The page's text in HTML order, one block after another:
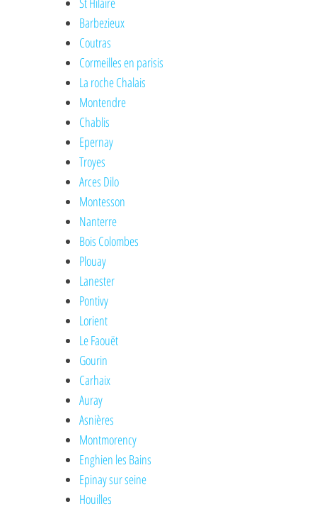
Barbezieux
Coutras
Cormeilles en parisis
La roche Chalais
Montendre
Chablis
Epernay
Troyes
Arces Dilo
Montesson
Nanterre
Bois Colombes
Plouay
Lanester
Pontivy
Lorient
Le Faouët
Gourin
Carhaix
Auray
Asnières
Montmorency
Enghien les Bains
Epinay sur seine
Houilles